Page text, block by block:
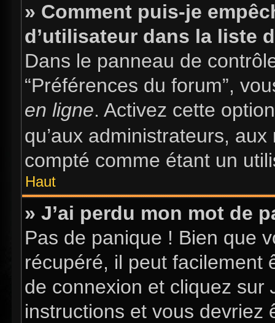
» Comment puis-je
d’utilisateur dans la liste
Dans le panneau de
“Préférences du forum”,
en ligne. Activez cette
qu’aux administrateurs,
compté comme étant un
Haut
» J’ai perdu mon mot de
Pas de panique ! Bien que
récupéré, il peut facilement
de connexion et cliquez sur
instructions et vous devriez